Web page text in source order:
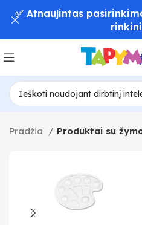
Pradžia Produktai su
✅ Atnaujintas